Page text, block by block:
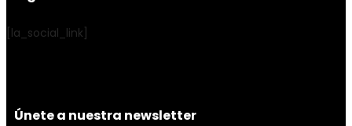
[la_social_link]
Únete a nuestra newsletter